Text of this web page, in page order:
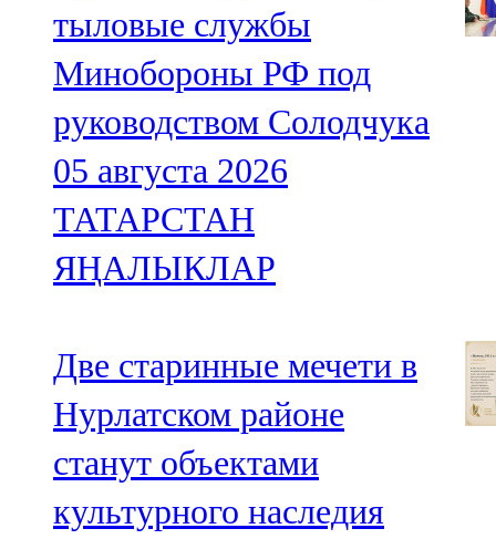
тыловые службы
Минобороны РФ под
руководством Солодчука
05 августа 2026
ТАТАРСТАН
ЯҢАЛЫКЛАР
Две старинные мечети в
Нурлатском районе
станут объектами
культурного наследия